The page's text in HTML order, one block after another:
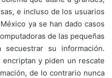
e incluso de los usuarios
ya se han dado casos
de las pequeñas
secuestrar su información.
y piden un rescate
de lo contrario nunca